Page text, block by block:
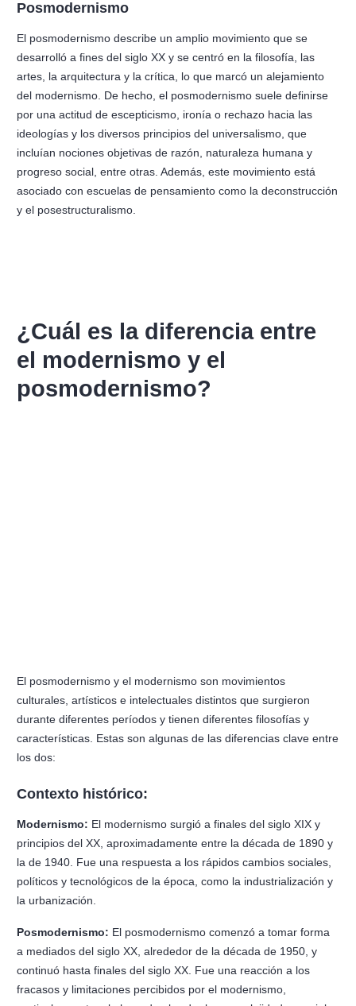
Posmodernismo
El posmodernismo describe un amplio movimiento que se
desarrolló a fines del siglo XX y se centró en la filosofía, las
artes, la arquitectura y la crítica, lo que marcó un alejamiento
del modernismo. De hecho, el posmodernismo suele definirse
por una actitud de escepticismo, ironía o rechazo hacia las
ideologías y los diversos principios del universalismo, que
incluían nociones objetivas de razón, naturaleza humana y
progreso social, entre otras. Además, este movimiento está
asociado con escuelas de pensamiento como la deconstrucción
y el posestructuralismo.
¿Cuál es la diferencia entre
el modernismo y el
posmodernismo?
El posmodernismo y el modernismo son movimientos
culturales, artísticos e intelectuales distintos que surgieron
durante diferentes períodos y tienen diferentes filosofías y
características. Estas son algunas de las diferencias clave entre
los dos:
Contexto histórico:
Modernismo: El modernismo surgió a finales del siglo XIX y
principios del XX, aproximadamente entre la década de 1890 y
la de 1940. Fue una respuesta a los rápidos cambios sociales,
políticos y tecnológicos de la época, como la industrialización y
la urbanización.
Posmodernismo: El posmodernismo comenzó a tomar forma
a mediados del siglo XX, alrededor de la década de 1950, y
continuó hasta finales del siglo XX. Fue una reacción a los
fracasos y limitaciones percibidos por el modernismo,